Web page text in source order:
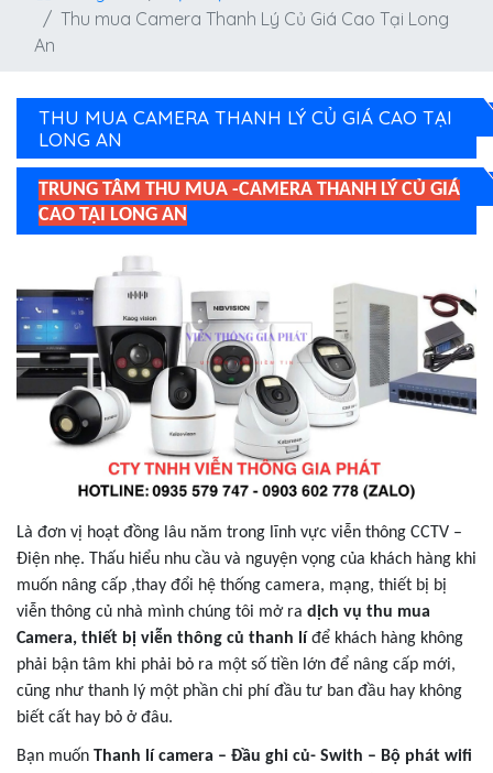
Thu mua Camera Thanh Lý Củ Giá Cao Tại Long
An
THU MUA CAMERA THANH LÝ CỦ GIÁ CAO TẠI
LONG AN
TRUNG TÂM THU MUA -CAMERA THANH LÝ CỦ GIÁ
CAO TẠI LONG AN
Là đơn vị hoạt đồng lâu năm trong lĩnh vực viễn thông CCTV –
Điện nhẹ. Thấu hiểu nhu cầu và nguyện vọng của khách hàng khi
muốn nâng cấp ,thay đổi hệ thống camera, mạng, thiết bị bị
viễn thông củ nhà mình chúng tôi mở ra dịch vụ thu mua
Camera, thiết bị viễn thông củ thanh lí để khách hàng không
phải bận tâm khi phải bỏ ra một số tiền lớn để nâng cấp mới,
cũng như thanh lý một phần chi phí đầu tư ban đầu hay không
biết cất hay bỏ ở đâu.
Bạn muốn Thanh lí camera – Đầu ghi củ- Swith – Bộ phát wifi